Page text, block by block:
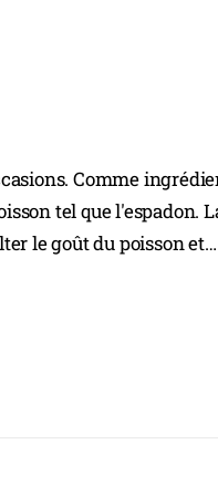
Comme
tel que l'espadon.
le goût du poisson et…